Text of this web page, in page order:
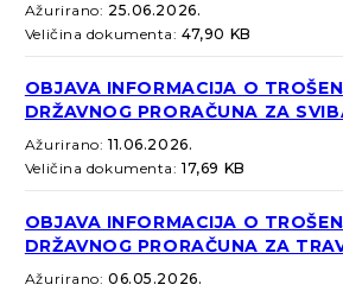
Ažurirano: 25.06.2026.
Veličina dokumenta:47,90 KB
OBJAVA INFORMACIJA O
DRŽAVNOG PRORAČUNA ZA
Ažurirano:11.06.2026.
Veličina dokumenta:17,69 KB
OBJAVA INFORMACIJA O
DRŽAVNOG PRORAČUNA ZA
Ažurirano:06.05.2026.